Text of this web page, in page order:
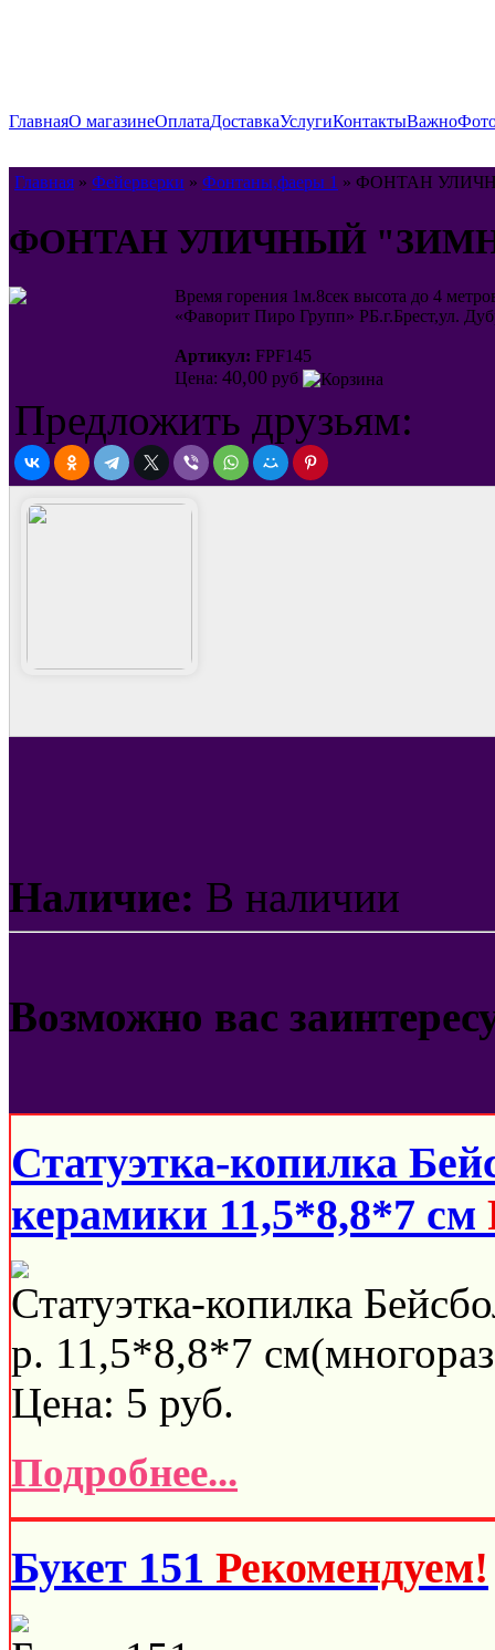
ГлавнаяО магазинеОплатаДоставкаУслугиКонтактыВажно
Главная » Фейерверки » Фонтаны,фаеры 1 » ФОНТАН
ФОНТАН УЛИЧНЫЙ
Время горения 1м.8сек высота до 4
«Фаворит Пиро Групп» РБ.г.Брест,ул.
Артикул: FPF145
Цена: 40,00 руб
Предложить друзьям:
Наличие: В наличии
Возможно вас
Статуэтка-копилка
керамики 11,5*8,8*7 см
Статуэтка-копилка
р. 11,5*8,8*7
Цена: 5 руб.
Подробнее...
Букет 151 Рекомендуем!